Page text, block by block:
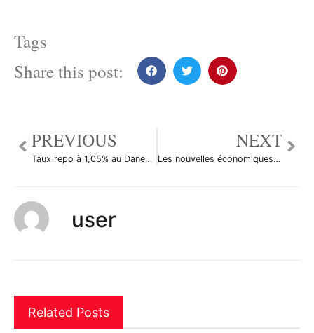
Tags
Share this post:
PREVIOUS
Taux repo à 1,05% au Danemark
NEXT
Les nouvelles économiques du 26 mars en bref
user
Related Posts